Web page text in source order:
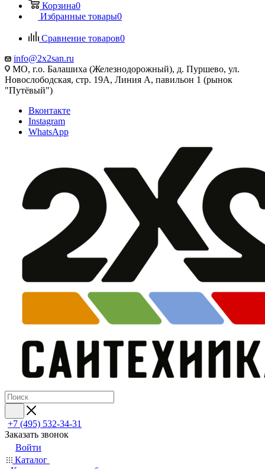
Корзина0
Избранные товары0
Сравнение товаров0
info@2x2san.ru
МО, г.о. Балашиха (Железнодорожный), д. Пуршево, ул.
Новослободская, стр. 19А, Линия А, павильон 1 (рынок
"Путёвый")
Вконтакте
Instagram
WhatsApp
+7 (495) 532‑34‑31
Заказать звонок
Войти
Каталог